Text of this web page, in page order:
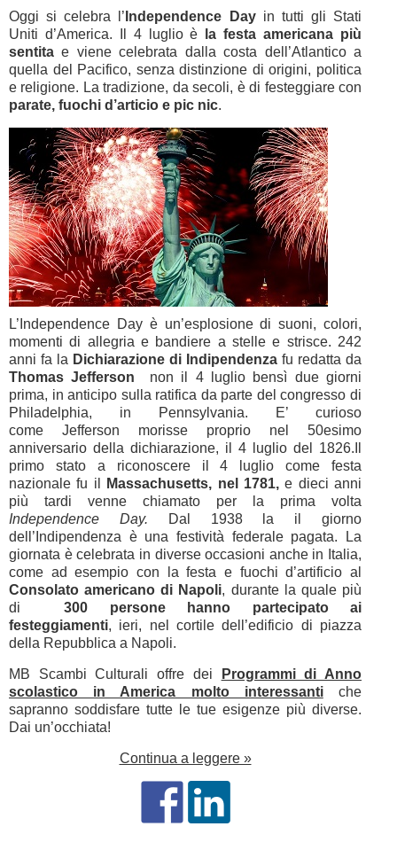
Oggi si celebra l’ Independence Day in tutti gli Stati
Uniti d’America. Il 4 luglio è
la festa americana più
sentita e viene celebrata dalla costa dell’Atlantico a
quella del Pacifico, senza distinzione di origini, politica
e religione. La tradizione, da secoli, è di festeggiare con
parate, fuochi d’articio e pic nic.
L’Independence Day è un’esplosione di suoni, colori,
momenti di allegria e bandiere a stelle e strisce. 242
anni fa la Dichiarazione di Indipendenza fu redatta da
Thomas Jefferson
non il 4 luglio bensì due giorni
prima, in anticipo sulla ratifica da parte del congresso di
Philadelphia, in Pennsylvania. E’ curioso
come Jefferson morisse proprio nel 50esimo
anniversario della dichiarazione, il 4 luglio del 1826.Il
primo stato a riconoscere il 4 luglio come festa
nazionale fu il
Massachusetts, nel 1781,e dieci anni
più tardi venne chiamato per la prima volta
Independence Day.
Dal 1938 la il giorno
dell’Indipendenza è una festività federale pagata. La
giornata è celebrata in diverse occasioni anche in Italia,
come ad esempio con la festa e fuochi d’artificio al
Consolato americano di Napoli, durante la quale più
di
300 persone hanno partecipato ai
festeggiamenti, ieri, nel cortile dell’edificio di piazza
della Repubblica a Napoli.
MB Scambi Culturali offre dei
Programmi di Anno
scolastico in America molto interessanti
che
sapranno soddisfare tutte le tue esigenze più diverse.
Dai un’occhiata!
Continua a leggere »